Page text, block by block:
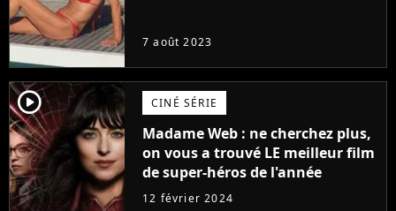
7 août 2023
player2 CINÉ SÉRIE
Madame Web : ne cherchez plus,
on vous a trouvé LE meilleur film
de super-héros de l'année
12 février 2024